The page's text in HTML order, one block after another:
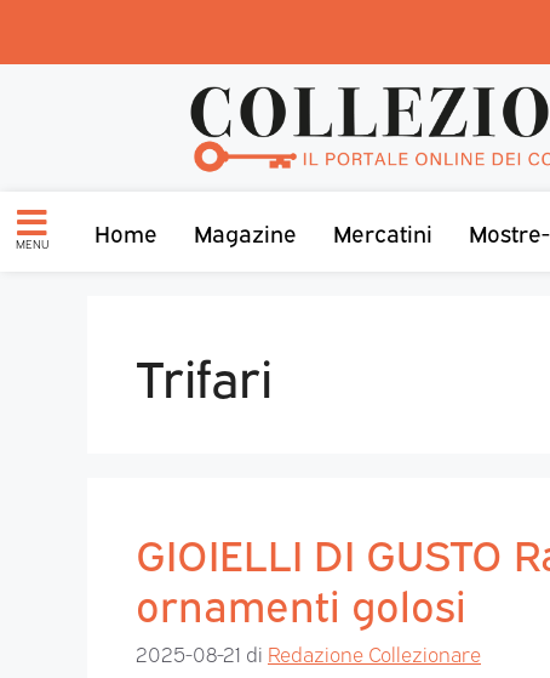
MENU Home Magazine Mercatini
Trifari
GIOIELLI DI GUSTO
ornamenti golosi
2025-08-21 di Redazione Collezionare